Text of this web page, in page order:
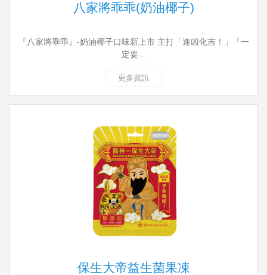
八家將乖乖(奶油椰子)
『八家將乖乖』-奶油椰子口味新上市 主打「逢凶化吉！」「一
定要...
更多資訊
保生大帝益生菌果凍